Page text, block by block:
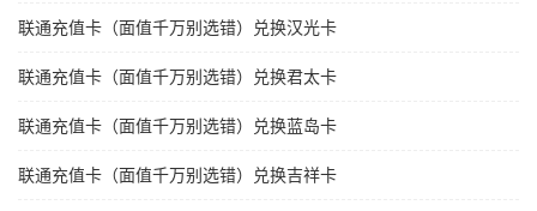
联通充值卡（面值千万别选错）兑换汉光卡
联通充值卡（面值千万别选错）兑换君太卡
联通充值卡（面值千万别选错）兑换蓝岛卡
联通充值卡（面值千万别选错）兑换吉祥卡